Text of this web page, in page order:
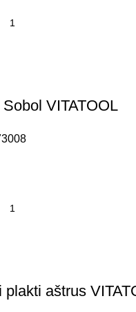
VITATOOL
aštrus